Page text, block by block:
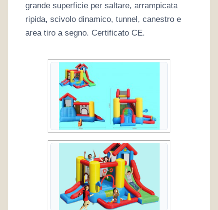
grande superficie per saltare, arrampicata
ripida, scivolo dinamico, tunnel, canestro e
area tiro a segno. Certificato CE.